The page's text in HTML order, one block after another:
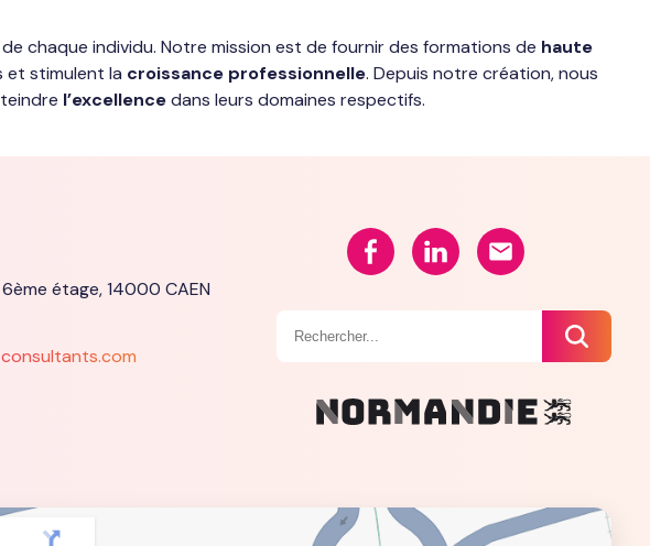
chaque individu. Notre mission est de fournir des formations de haute
stimulent la croissance professionnelle. Depuis notre création, nous
l’excellencedans leurs domaines respectifs.
étage, 14000 CAEN